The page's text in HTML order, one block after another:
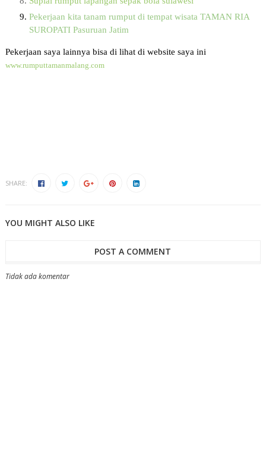
Pekerjaan kita tanam rumput di tempat wisata TAMAN RIA
SUROPATI Pasuruan Jatim
Pekerjaan saya lainnya bisa di lihat di website saya ini
www.rumputtamanmalang.com
SHARE:
YOU MIGHT ALSO LIKE
POST A COMMENT
Tidak ada komentar